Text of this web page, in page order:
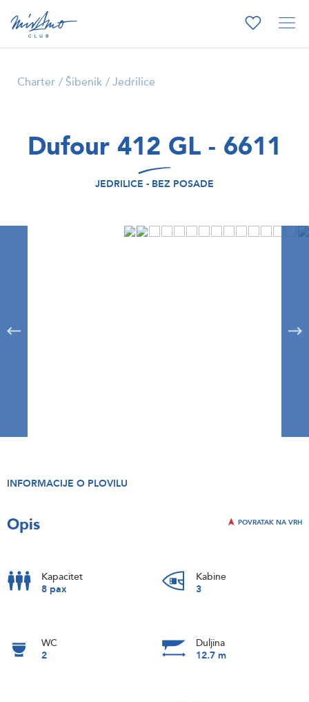
Charter Šibenik Jedrilice
Dufour 412 GL - 6611
JEDRILICE - BEZ POSADE
INFORMACIJE O PLOVILU
Opis POVRATAK NA VRH
Kapacitet
8 pax
Kabine
3
WC
2
Duljina
12.7 m